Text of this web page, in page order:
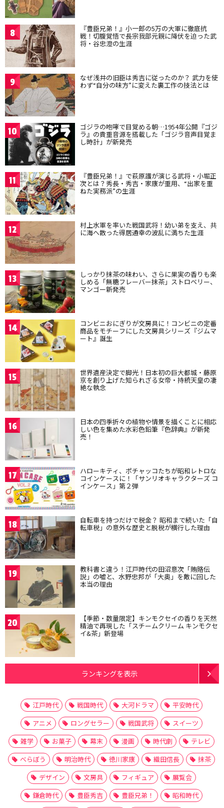
8 『豊臣兄弟！』小一郎の5万の大軍に徹底抗
戦！切腹覚悟で長宗我部元親に降伏を迫った武
将・谷忠澄の生涯
9 なぜ浅井の旧臣は秀吉に従ったのか？ 武力を使
わず“自分の味方”に変えた裏工作の技法とは
10 ゴジラの咆哮で目覚める朝…1954年公開『ゴジ
ラ』の貴重音源を搭載した「ゴジラ音声目覚ま
し時計」が新発売
11 『豊臣兄弟！』で萩原護が演じる武将・小堀正
次とは？秀長・秀吉・家康が重用、“出家を重
ねた実務派”の生涯
12 村上水軍を率いた戦国武将！幼い弟を支え、共
に海へ散った得居通幸の波乱に満ちた生涯
13 しっかり抹茶の味わい、さらに果実の香りも楽
しめる「無糖フレーバー抹茶」ストロベリー、
マンゴー新発売
14 コンビニおにぎりが文房具に！コンビニの定番
商品をモチーフにした文房具シリーズ『ジムマ
ート』誕生
15 世界遺産決定で脚光！日本初の巨大都城・藤原
京を創り上げた知られざる女帝・持統天皇の凄
絶な執念
16 日本の四季折々の植物や情景を描くことに相応
しい色を集めた水彩色鉛筆『色辞典』が新発
売！
17 ハローキティ、ポチャッコたちが昭和レトロな
コインケースに！「サンリオキャラクターズ コ
インケース」第２弾
18 自転車を持つだけで税金？ 昭和まで続いた「自
転車税」の意外な歴史と脱税が横行した理由
19 教科書と違う！江戸時代の田沼意次「賄賂伝
説」の嘘と、水野忠邦が「大奥」を敵に回した
本当の理由
20 【季節・数量限定】キンモクセイの香りを天然
精油で再現した「スチームクリーム キンモクセ
イ&茶」新登場
ランキングを表示
江戸時代 戦国時代 大河ドラマ
平安時代
アニメ
ロングセラー 戦国武将
スイーツ
雑学
お菓子 幕末 漫画 時代劇
テレビ
べらぼう
明治時代 徳川家康 織田信長
抹茶
デザイン
文房具 フィギュア
展覧会
鎌倉時代
豊臣秀吉 豊臣兄弟！
昭和時代